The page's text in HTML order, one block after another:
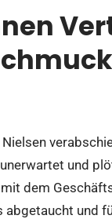
und
dem
und